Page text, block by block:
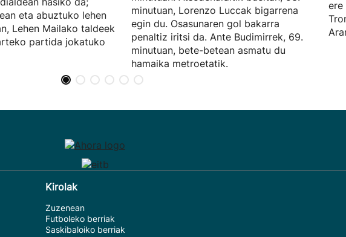
eta abuztuko lehen
Lehen Mailako taldeek
partida jokatuko
minutuan, Lorenzo Luccak bigarrena
egin du. Osasunaren gol bakarra
penaltiz iritsi da. Ante Budimirrek, 69.
minutuan, bete-betean asmatu du
hamaika metroetatik.
ere
Kirolak
Zuzenean
Futboleko berriak
Saskibaloiko berriak